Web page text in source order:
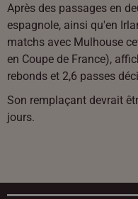
Après des passages en
espagnole, ainsi qu'en
matchs avec Mulhouse
en Coupe de France),
rebonds et 2,6 passes
Son remplaçant devrait
jours.